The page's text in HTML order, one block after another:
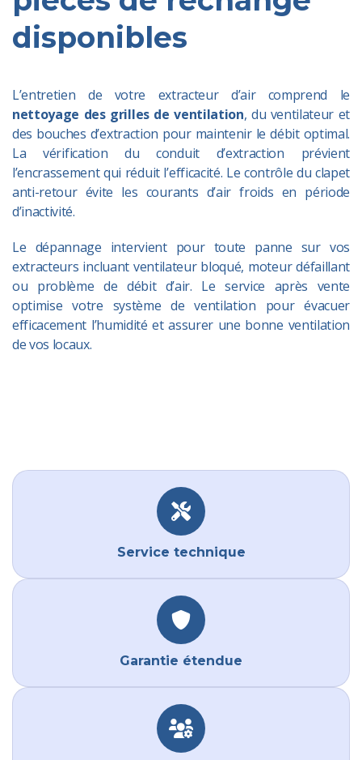
disponibles
L’entretien de votre extracteur d’air comprend le
nettoyage des grilles de ventilation, du ventilateur et
des bouches d’extraction pour maintenir le débit optimal.
La vérification du conduit d’extraction prévient
l’encrassement qui réduit l’efficacité. Le contrôle du clapet
anti-retour évite les courants d’air froids en période
d’inactivité.
Le dépannage intervient pour toute panne sur vos
extracteurs incluant ventilateur bloqué, moteur défaillant
ou problème de débit d’air. Le service après vente
optimise votre système de ventilation pour évacuer
efficacement l’humidité et assurer une bonne ventilation
de vos locaux.
Service technique
Garantie étendue